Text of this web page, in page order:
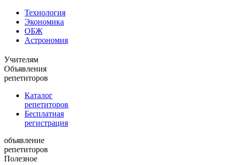
Технология
Экономика
ОБЖ
Астрономия
Учителям
Объявления
репетиторов
Каталог
репетиторов
Бесплатная
регистрация
объявление
репетиторов
Полезное